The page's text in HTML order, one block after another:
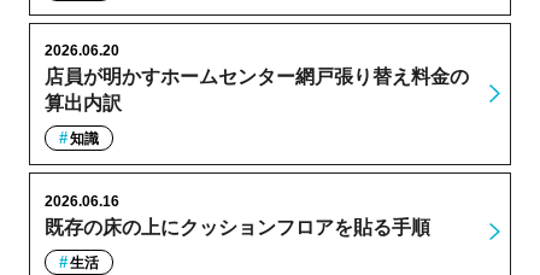
店員が明かすホームセンター網戸張り替え料金の
算出内訳
2026.06.20
知識
既存の床の上にクッションフロアを貼る手順
2026.06.16
生活